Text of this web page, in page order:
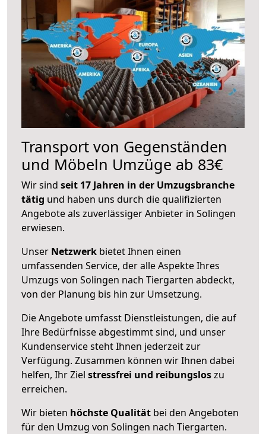
Transport von Gegenständen
und Möbeln Umzüge ab 83€
Wir sind seit 17 Jahren in der Umzugsbranche
tätig und haben uns durch die qualifizierten
Angebote als zuverlässiger Anbieter in Solingen
erwiesen.
Unser Netzwerk bietet Ihnen einen
umfassenden Service, der alle Aspekte Ihres
Umzugs von Solingen nach Tiergarten abdeckt,
von der Planung bis hin zur Umsetzung.
Die Angebote umfasst Dienstleistungen, die auf
Ihre Bedürfnisse abgestimmt sind, und unser
Kundenservice steht Ihnen jederzeit zur
Verfügung. Zusammen können wir Ihnen dabei
helfen, Ihr Ziel stressfrei und reibungsloszu
erreichen.
Wir bieten höchste Qualität bei den Angeboten
für den Umzug von Solingen nach Tiergarten.